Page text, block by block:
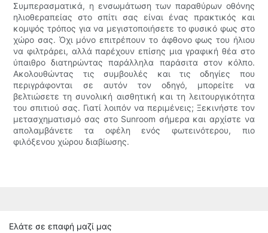
Συμπερασματικά, η ενσωμάτωση των παραθύρων οθόνης
ηλιοθεραπείας στο σπίτι σας είναι ένας πρακτικός και
κομψός τρόπος για να μεγιστοποιήσετε το φυσικό φως στο
χώρο σας. Όχι μόνο επιτρέπουν το άφθονο φως του ήλιου
να φιλτράρει, αλλά παρέχουν επίσης μια γραφική θέα στο
ύπαιθρο διατηρώντας παράλληλα παράσιτα στον κόλπο.
Ακολουθώντας τις συμβουλές και τις οδηγίες που
περιγράφονται σε αυτόν τον οδηγό, μπορείτε να
βελτιώσετε τη συνολική αισθητική και τη λειτουργικότητα
του σπιτιού σας. Γιατί λοιπόν να περιμένεις; Ξεκινήστε τον
μετασχηματισμό σας στο Sunroom σήμερα και αρχίστε να
απολαμβάνετε τα οφέλη ενός φωτεινότερου, πιο
φιλόξενου χώρου διαβίωσης.
Ελάτε σε επαφή μαζί μας